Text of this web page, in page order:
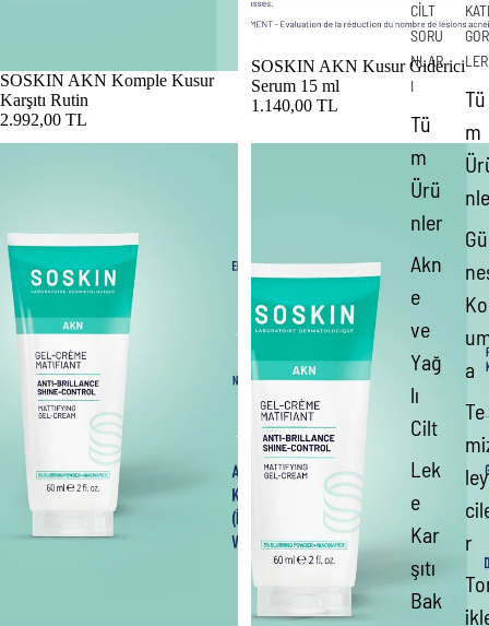
CİLT
SORU
NLAR
I
Tü
m
Ürü
nler
Akn
e
ve
Yağ
lı
Cilt
Lek
e
Kar
şıtı
Bak
LER
Tü
m
Gü
a
Te
r
Tükendi
SOSKIN AKN Komple Kusur
Karşıtı Rutin
2.992,00 TL
SOSKIN AKN Kusur Giderici
Serum 15 ml
1.140,00 TL
SOSKIN AKN Parlaklık Karşıtı